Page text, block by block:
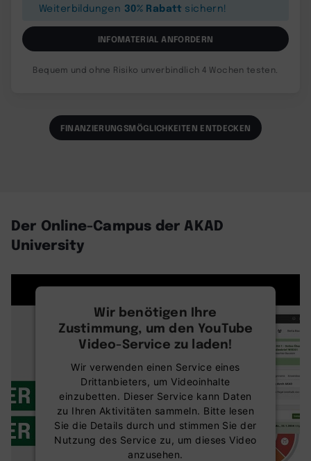
Weiterbildungen 30% Rabatt sichern!
INFOMATERIAL ANFORDERN
Bequem und ohne Risiko unverbindlich 4 Wochen testen.
FINANZIERUNGSMÖGLICHKEITEN ENTDECKEN
Wir benötigen Ihre
Zustimmung, um den YouTube
Video-Service zu laden!
Wir verwenden einen Service eines
Drittanbieters, um Videoinhalte
einzubetten. Dieser Service kann Daten
zu Ihren Aktivitäten sammeln. Bitte lesen
Sie die Details durch und stimmen Sie der
Nutzung des Service zu, um dieses Video
anzusehen.
Der Online-Campus der AKAD
University